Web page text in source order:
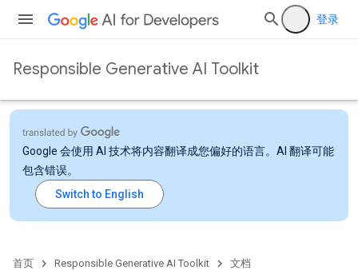
登录
Responsible Generative AI Toolkit
Google 会使用 AI 技术将内容翻译成您偏好的语言。AI 翻译可能
包含错误。
首页 Responsible Generative AI Toolkit 文档